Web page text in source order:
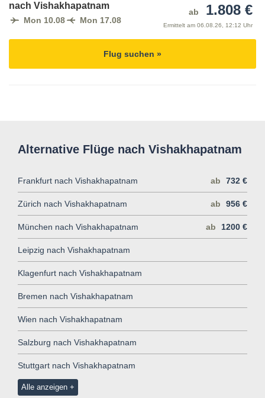
nach Vishakhapatnam
Mon 10.08 Mon 17.08
ab
1.808 €
Ermittelt am 06.08.26, 12:12 Uhr
Flug suchen »
Alternative Flüge nach Vishakhapatnam
Frankfurt nach Vishakhapatnam ab 732 €
Zürich nach Vishakhapatnam ab 956 €
München nach Vishakhapatnam ab 1200 €
Leipzig nach Vishakhapatnam
Klagenfurt nach Vishakhapatnam
Bremen nach Vishakhapatnam
Wien nach Vishakhapatnam
Salzburg nach Vishakhapatnam
Stuttgart nach Vishakhapatnam
Alle anzeigen